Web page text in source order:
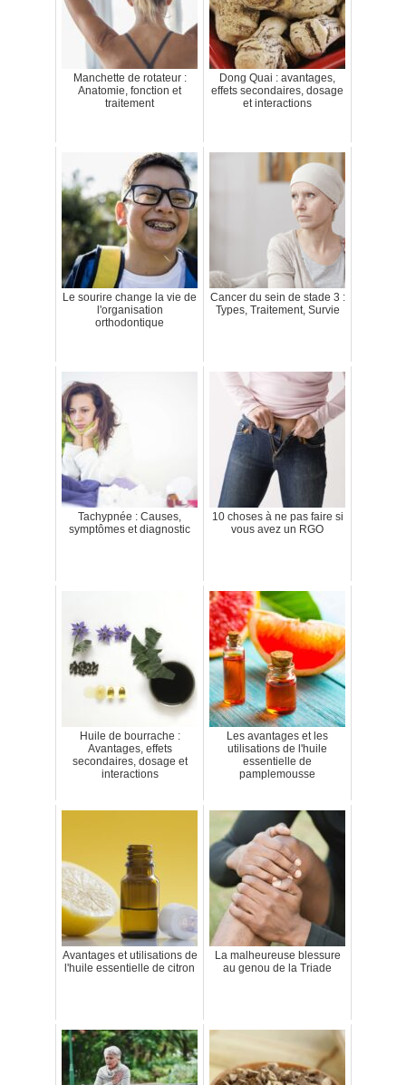
Manchette de rotateur :
Anatomie, fonction et
traitement
Dong Quai : avantages,
effets secondaires, dosage
et interactions
Le sourire change la vie de
l'organisation
orthodontique
Cancer du sein de stade 3 :
Types, Traitement, Survie
Tachypnée : Causes,
symptômes et diagnostic
10 choses à ne pas faire si
vous avez un RGO
Huile de bourrache :
Avantages, effets
secondaires, dosage et
interactions
Les avantages et les
utilisations de l'huile
essentielle de
pamplemousse
Avantages et utilisations de
l'huile essentielle de citron
La malheureuse blessure
au genou de la Triade